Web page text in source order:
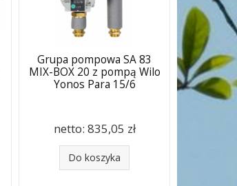
Grupa pompowa SA 83
MIX-BOX 20 z pompą Wilo
Yonos Para 15/6
netto: 835,05 zł
Do koszyka